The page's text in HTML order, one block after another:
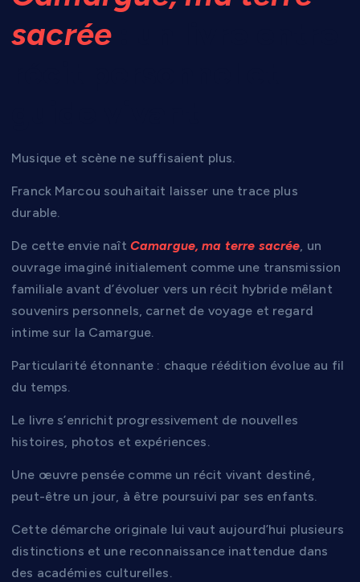
sacrée: un livre entre
Musique et scène ne suffisaient plus.
Franck Marcou souhaitait laisser une trace plus
durable.
De cette envie naît Camargue, ma terre sacrée, un
ouvrage imaginé initialement comme une transmission
familiale avant d’évoluer vers un récit hybride mêlant
souvenirs personnels, carnet de voyage et regard
intime sur la Camargue.
Particularité étonnante : chaque réédition évolue au fil
du temps.
Le livre s’enrichit progressivement de nouvelles
histoires, photos et expériences.
Une œuvre pensée comme un récit vivant destiné,
peut-être un jour, à être poursuivi par ses enfants.
Cette démarche originale lui vaut aujourd’hui plusieurs
distinctions et une reconnaissance inattendue dans
des académies culturelles.